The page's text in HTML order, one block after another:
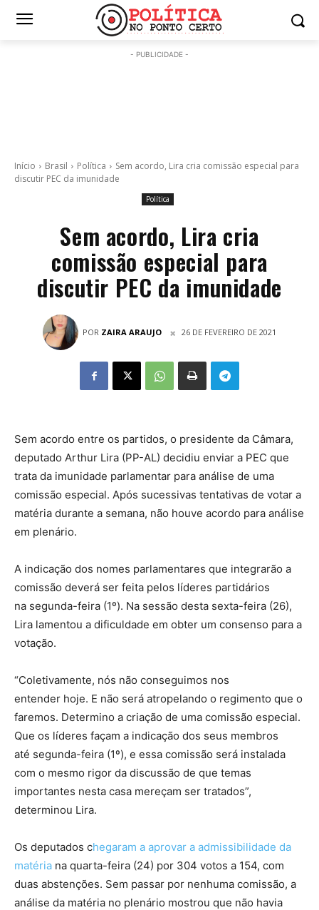
- PUBLICIDADE -
Início Brasil Política
Sem acordo, Lira cria comissão especial para
discutir PEC da imunidade
Política
Sem acordo, Lira cria
comissão especial para
discutir PEC da imunidade
POR ZAIRA ARAUJO 26 DE FEVEREIRO DE 2021
Sem acordo entre os partidos, o presidente da Câmara,
deputado Arthur Lira (PP-AL) decidiu enviar a PEC que
trata da imunidade parlamentar para análise de uma
comissão especial. Após sucessivas tentativas de votar a
matéria durante a semana, não houve acordo para análise
em plenário.
A indicação dos nomes parlamentares que integrarão a
comissão deverá ser feita pelos líderes partidários
na segunda-feira (1º). Na sessão desta sexta-feira (26),
Lira lamentou a dificuldade em obter um consenso para a
votação.
“Coletivamente, nós não conseguimos nos
entender hoje. E não será atropelando o regimento que o
faremos. Determino a criação de uma comissão especial.
Que os líderes façam a indicação dos seus membros
até segunda-feira (1º), e essa comissão será instalada
com o mesmo rigor da discussão de que temas
importantes nesta casa mereçam ser tratados”,
determinou Lira.
Os deputados chegaram a aprovar a admissibilidade da
matéria na quarta-feira (24) por 304 votos a 154, com
duas abstenções. Sem passar por nenhuma comissão, a
análise da matéria no plenário mostrou que não havia